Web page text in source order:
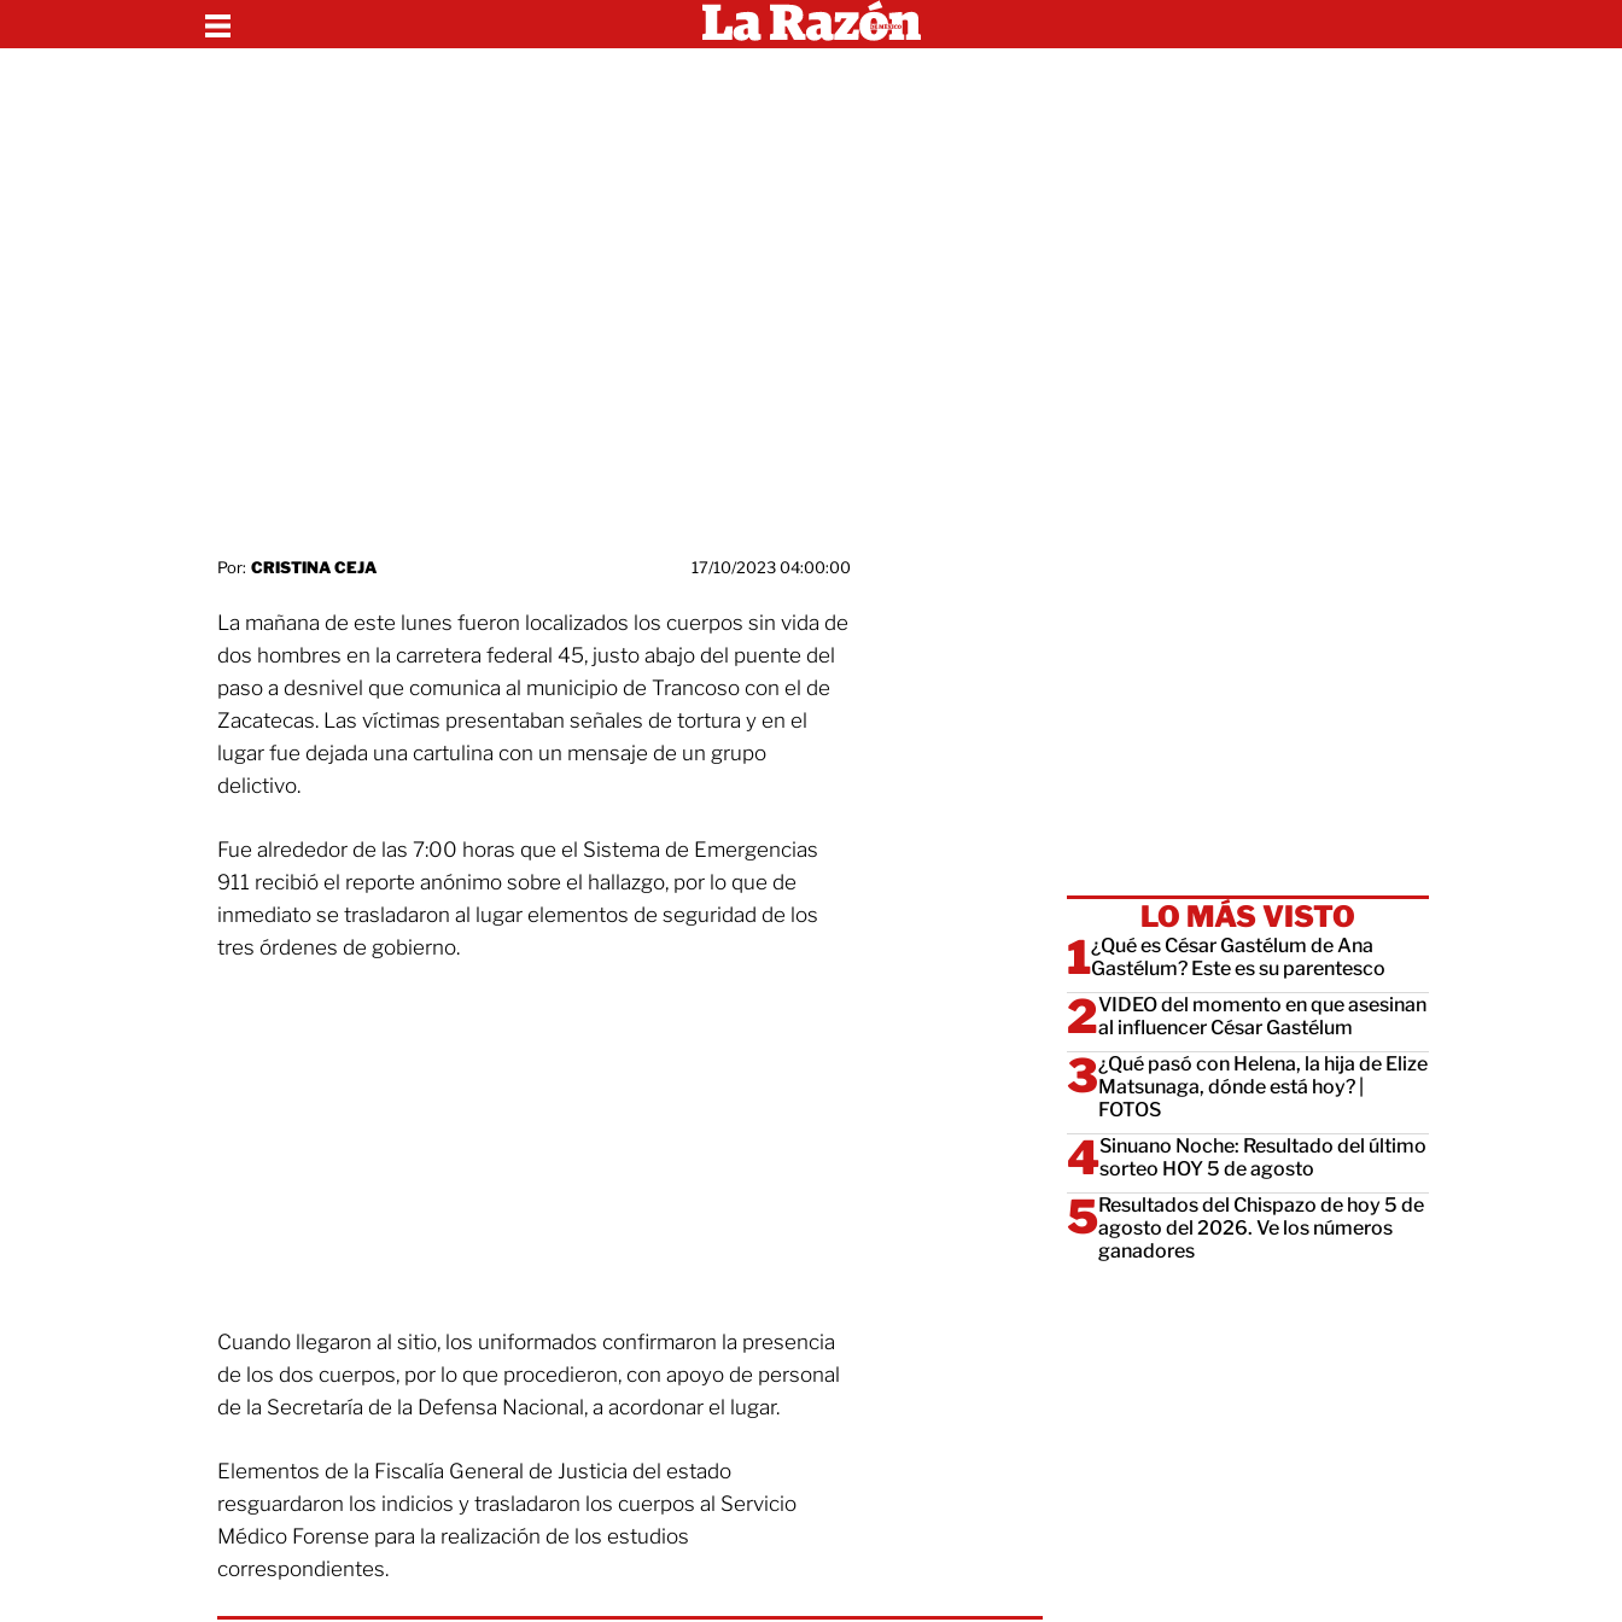
Por: CRISTINA CEJA 17/10/2023 04:00:00
La mañana de este lunes fueron localizados los cuerpos sin vida de
dos hombres en la carretera federal 45, justo abajo del puente del
paso a desnivel que comunica al municipio de Trancoso con el de
Zacatecas. Las víctimas presentaban señales de tortura y en el
lugar fue dejada una cartulina con un mensaje de un grupo
delictivo.
Fue alrededor de las 7:00 horas que el Sistema de Emergencias
911 recibió el reporte anónimo sobre el hallazgo, por lo que de
inmediato se trasladaron al lugar elementos de seguridad de los
tres órdenes de gobierno.
Cuando llegaron al sitio, los uniformados confirmaron la presencia
de los dos cuerpos, por lo que procedieron, con apoyo de personal
de la Secretaría de la Defensa Nacional, a acordonar el lugar.
Elementos de la Fiscalía General de Justicia del estado
resguardaron los indicios y trasladaron los cuerpos al Servicio
Médico Forense para la realización de los estudios
correspondientes.
LO MÁS VISTO
¿Qué es César Gastélum de Ana
Gastélum? Este es su parentesco
VIDEO del momento en que asesinan
al influencer César Gastélum
¿Qué pasó con Helena, la hija de Elize
Matsunaga, dónde está hoy? |
FOTOS
Sinuano Noche: Resultado del último
sorteo HOY 5 de agosto
Resultados del Chispazo de hoy 5 de
agosto del 2026. Ve los números
ganadores